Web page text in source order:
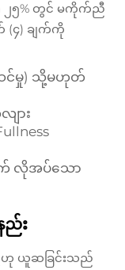
၂၅% တွင် မကိုက်ညီ
(၄) ချက်ကို
င်မှု) သို့မဟုတ်
ား
က် လိုအပ်သော
ည်း
ဟု ယူဆခြင်းသည်